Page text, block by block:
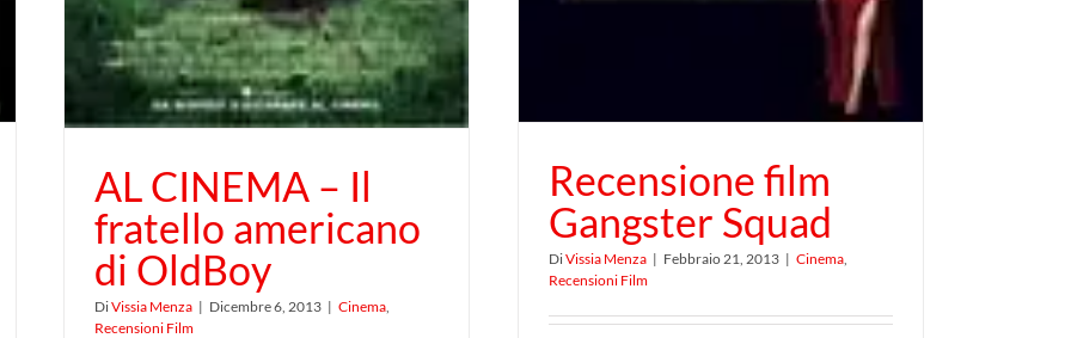
AL CINEMA – Il
fratello americano
di OldBoy
DiVissia Menza | Dicembre 6, 2013 | Cinema
Recensioni Film
Recensione film
Gangster Squad
DiVissia Menza | Febbraio 21, 2013 | Cinema
Recensioni Film